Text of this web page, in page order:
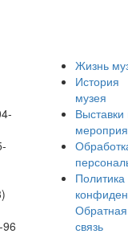
Жизнь
История
музея
Выставки
Политика
Обратная
связь